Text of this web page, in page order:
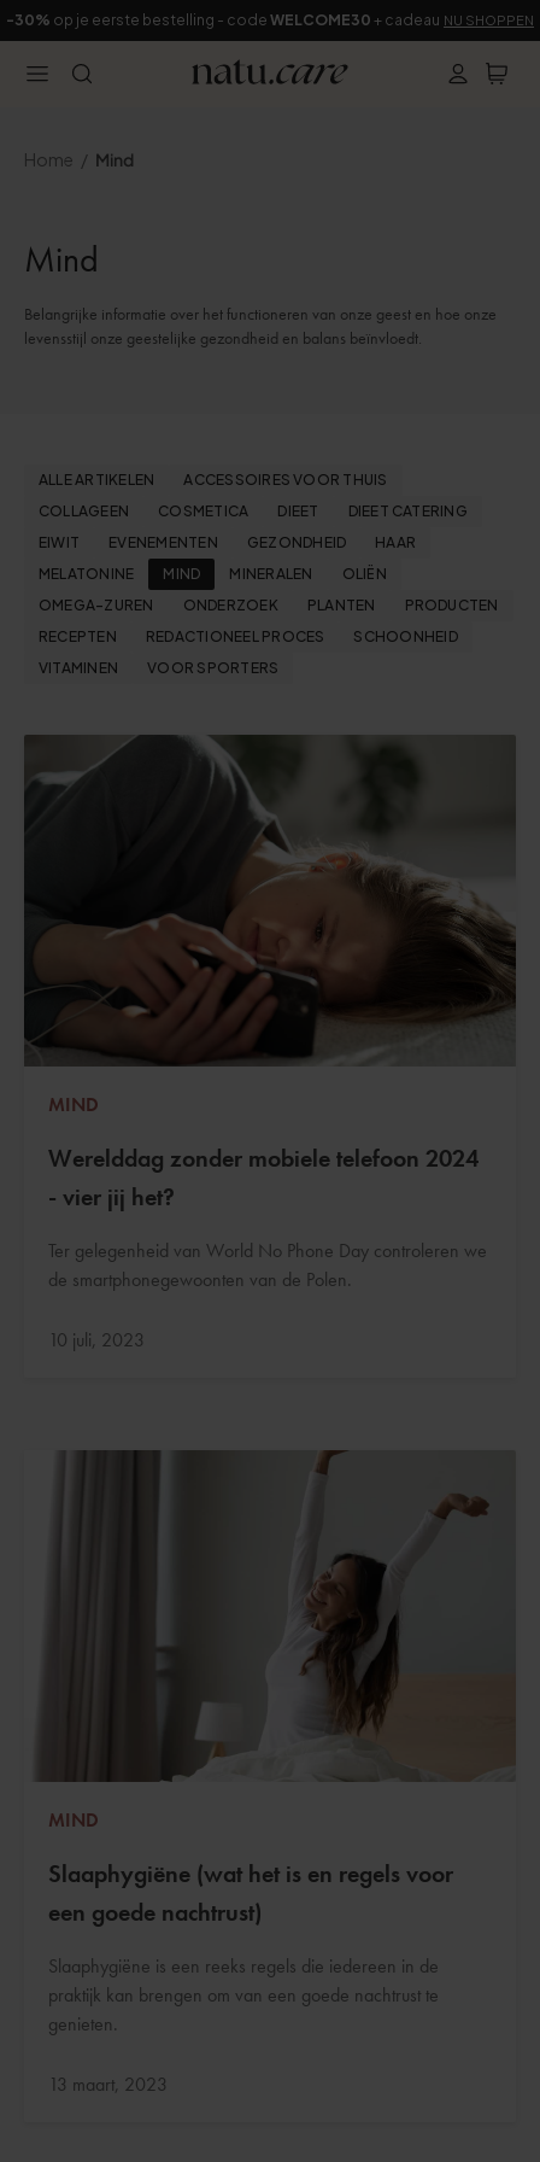
-30% op je eerste bestelling - code WELCOME30 + cadeau NU SHOPPEN
Home Mind
Mind
Belangrijke informatie over het functioneren van onze geest en hoe onze
levensstijl onze geestelijke gezondheid en balans beïnvloedt.
ALLE ARTIKELEN
ACCESSOIRES VOOR THUIS
COLLAGEEN
COSMETICA DIEET
DIEET CATERING
EIWIT
EVENEMENTEN GEZONDHEID
HAAR
MELATONINE
MIND MINERALEN
OLIËN
OMEGA-ZUREN
ONDERZOEK PLANTEN
PRODUCTEN
RECEPTEN
REDACTIONEEL PROCES
SCHOONHEID
VITAMINEN
VOOR SPORTERS
MIND
Werelddag zonder mobiele telefoon 2024
- vier jij het?
Ter gelegenheid van World No Phone Day controleren we
de smartphonegewoonten van de Polen.
Bijgewerkt:
10 juli, 2023
MIND
Slaaphygiëne (wat het is en regels voor
een goede nachtrust)
Slaaphygiëne is een reeks regels die iedereen in de
praktijk kan brengen om van een goede nachtrust te
genieten.
Bijgewerkt:
13 maart, 2023